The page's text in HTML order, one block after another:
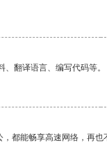
翻译语言、编写代码等。
都能畅享高速网络，再也